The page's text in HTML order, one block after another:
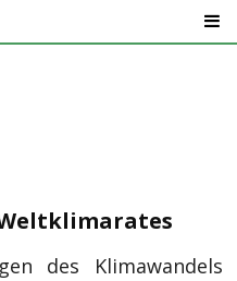
des Klimawandels